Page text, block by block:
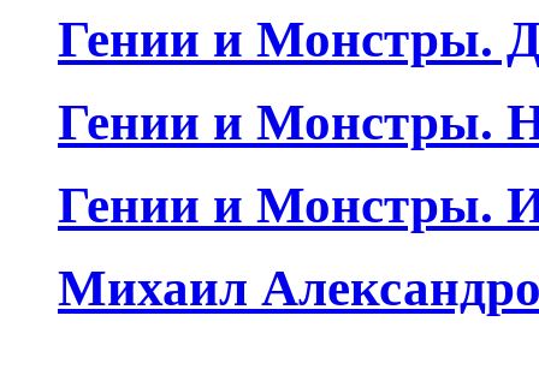
Гении и Монстры.
Гении и Монстры.
Гении и Монстры.
Михаил